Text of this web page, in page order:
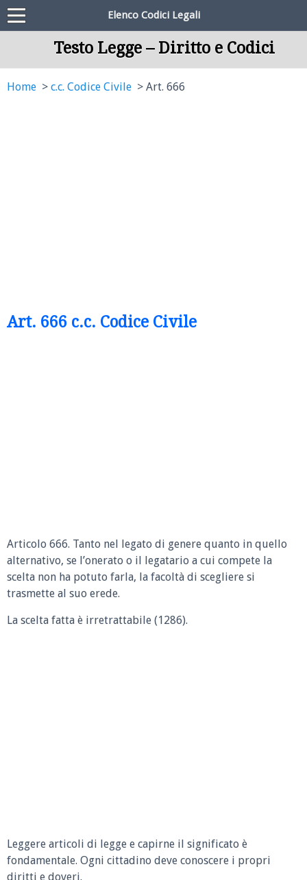
Elenco Codici Legali
Testo Legge – Diritto e Codici
Home c.c. Codice Civile Art. 666
Art. 666 c.c. Codice Civile
Articolo 666. Tanto nel legato di genere quanto in quello
alternativo, se l’onerato o il legatario a cui compete la
scelta non ha potuto farla, la facoltà di scegliere si
trasmette al suo erede.
La scelta fatta è irretrattabile (1286).
Leggere articoli di legge e capirne il significato è
fondamentale. Ogni cittadino deve conoscere i propri
diritti e doveri.